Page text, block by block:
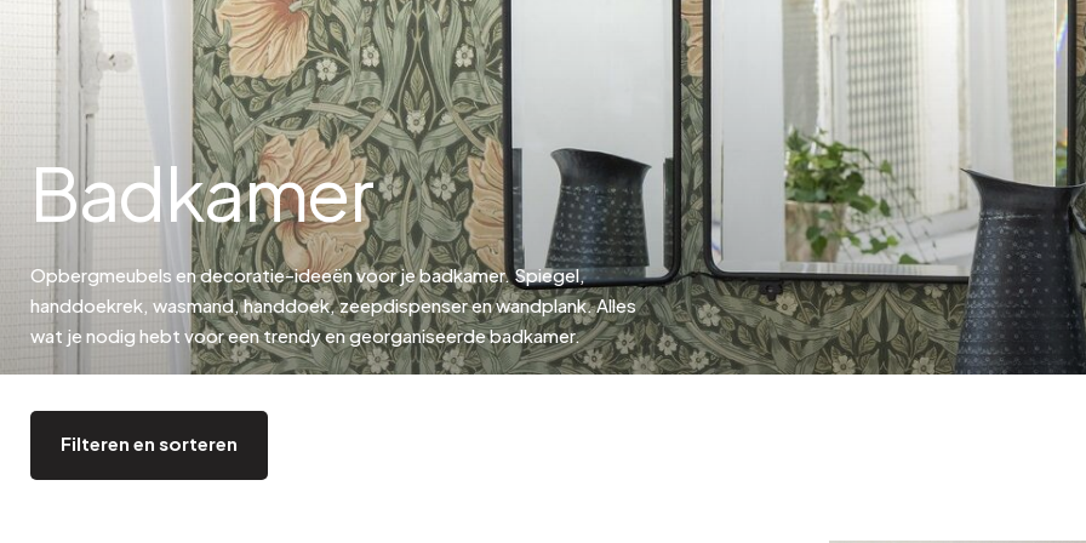
Bistrot
Seaside
Vlooienmarkt
Hedendaags
Haussmanniaanse geest
Grand Hotel
Natuurlijk
Fluweel
Blond hout
Papier mache
Glas
Verzinkt en gegalvaniseerd staal
Zilver
Badkamer
Opbergmeubels en decoratie-ideeën voor je badkamer. Spiegel,
handdoekrek, wasmand, handdoek, zeepdispenser en wandplank. Alles
wat je nodig hebt voor een trendy en georganiseerde badkamer.
Filteren en sorteren